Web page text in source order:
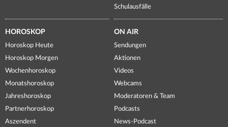
Schulausfälle
HOROSKOP
Horoskop Heute
Horoskop Morgen
Wochenhoroskop
Monatshoroskop
Jahreshoroskop
Partnerhoroskop
Aszendent
ON AIR
Sendungen
Aktionen
Videos
Webcams
Moderatoren & Team
Podcasts
News-Podcast